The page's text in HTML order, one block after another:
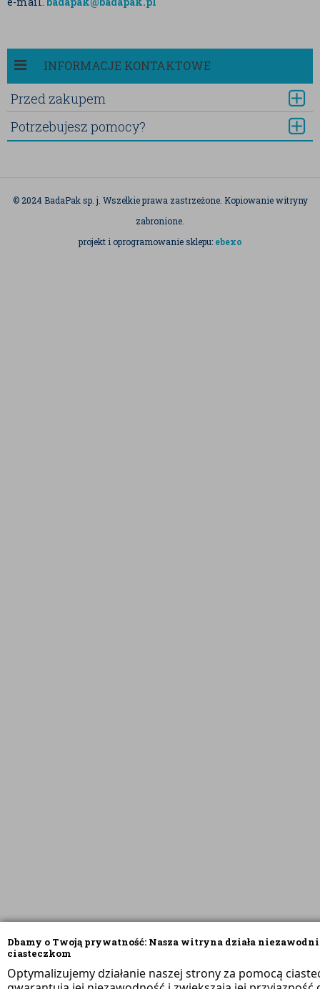
Dbamy o Twoją prywatność: Nasza witryna działa
ciasteczkom
Optymalizujemy działanie naszej strony za pomocą
INFORMACJE KONTAKTOWE
Przed zakupem
Potrzebujesz pomocy?
© 2024 BadaPak sp. j. Wszelkie prawa zastrzeżone. Kopiowanie witryny
zabronione.
projekt i oprogramowanie sklepu: ebexo